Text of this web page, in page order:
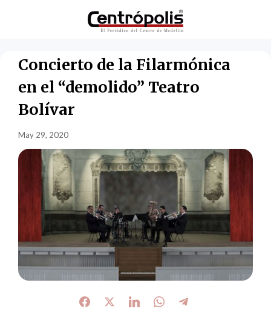
Concierto de la Filarmónica
en el “demolido” Teatro
Bolívar
May 29, 2020